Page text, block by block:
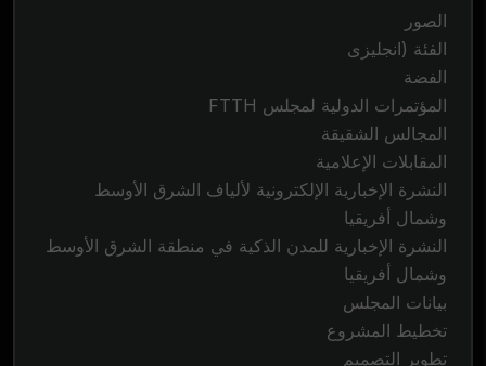
الصور
الفئة (انجليزى
الفضة
المؤتمرات الدولية لمجلس FTTH
المجالس الشقيقة
المقابلات الإعلامية
النشرة الإخبارية الإلكترونية لألياف الشرق الأوسط
وشمال أفريقيا
النشرة الإخبارية للمدن الذكية في منطقة الشرق الأوسط
وشمال أفريقيا
بيانات المجلس
تخطيط المشروع
تطوير التصميم